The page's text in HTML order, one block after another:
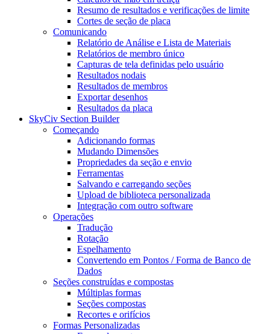
Resumo de resultados e verificações de limite
Cortes de seção de placa
Comunicando
Relatório de Análise e Lista de Materiais
Relatórios de membro único
Capturas de tela definidas pelo usuário
Resultados nodais
Resultados de membros
Exportar desenhos
Resultados da placa
SkyCiv Section Builder
Começando
Adicionando formas
Mudando Dimensões
Propriedades da seção e envio
Ferramentas
Salvando e carregando seções
Upload de biblioteca personalizada
Integração com outro software
Operações
Tradução
Rotação
Espelhamento
Convertendo em Pontos / Forma de Banco de
Dados
Seções construídas e compostas
Múltiplas formas
Seções compostas
Recortes e orifícios
Formas Personalizadas